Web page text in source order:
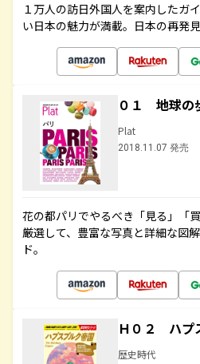
１万人の訪日外国人を案内したガ
い日本の魅力が満載。日本の再発
０１ 地球
Plat
2018.11.07 発売
花の都パリでやるべき「見る」「
厳選して、豊富な写真と詳細な図
ド。
Ｈ０２ ハプ
歴史時代